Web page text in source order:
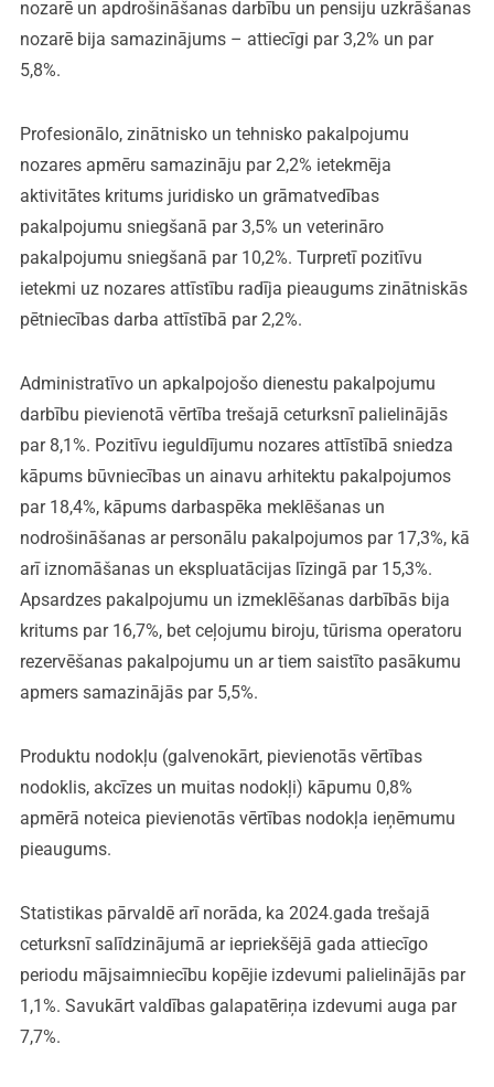
nozarē un apdrošināšanas darbību un pensiju uzkrāšanas
nozarē bija samazinājums – attiecīgi par 3,2% un par
5,8%.
Profesionālo, zinātnisko un tehnisko pakalpojumu
nozares apmēru samazināju par 2,2% ietekmēja
aktivitātes kritums juridisko un grāmatvedības
pakalpojumu sniegšanā par 3,5% un veterināro
pakalpojumu sniegšanā par 10,2%. Turpretī pozitīvu
ietekmi uz nozares attīstību radīja pieaugums zinātniskās
pētniecības darba attīstībā par 2,2%.
Administratīvo un apkalpojošo dienestu pakalpojumu
darbību pievienotā vērtība trešajā ceturksnī palielinājās
par 8,1%. Pozitīvu ieguldījumu nozares attīstībā sniedza
kāpums būvniecības un ainavu arhitektu pakalpojumos
par 18,4%, kāpums darbaspēka meklēšanas un
nodrošināšanas ar personālu pakalpojumos par 17,3%, kā
arī iznomāšanas un ekspluatācijas līzingā par 15,3%.
Apsardzes pakalpojumu un izmeklēšanas darbībās bija
kritums par 16,7%, bet ceļojumu biroju, tūrisma operatoru
rezervēšanas pakalpojumu un ar tiem saistīto pasākumu
apmers samazinājās par 5,5%.
Produktu nodokļu (galvenokārt, pievienotās vērtības
nodoklis, akcīzes un muitas nodokļi) kāpumu 0,8%
apmērā noteica pievienotās vērtības nodokļa ieņēmumu
pieaugums.
Statistikas pārvaldē arī norāda, ka 2024.gada trešajā
ceturksnī salīdzinājumā ar iepriekšējā gada attiecīgo
periodu mājsaimniecību kopējie izdevumi palielinājās par
1,1%. Savukārt valdības galapatēriņa izdevumi auga par
7,7%.